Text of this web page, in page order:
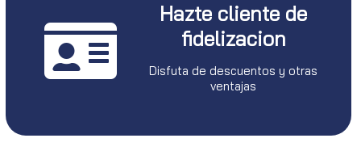
Hazte cliente de
fidelizacion
Disfuta de descuentos y otras
ventajas